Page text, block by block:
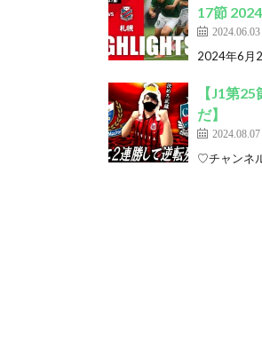
17節
2024.06.03
2024年6月
【J1第
だ】
2024.08.07
♡チャンネ